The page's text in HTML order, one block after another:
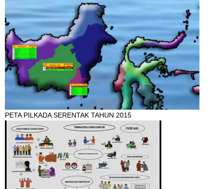
PETA PILKADA SERENTAK TAHUN 2015